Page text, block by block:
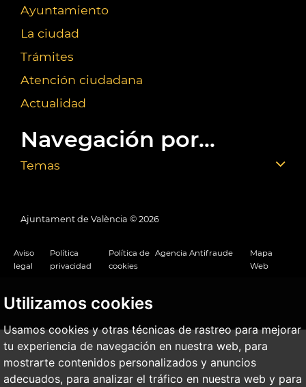
Utilizamos cookies
Usamos cookies y otras técnicas de rastreo para mejorar
tu experiencia de navegación en nuestra web, para
mostrarte contenidos personalizados y anuncios
adecuados, para analizar el tráfico en nuestra web y para
Ayuntamiento
La ciudad
Trámites
Atención ciudadana
Actualidad
Navegación por...
Temas
Ajuntament de València © 2026
Aviso
legal
Política
privacidad
Política de
cookies
Agencia Antifraude
Mapa
Web